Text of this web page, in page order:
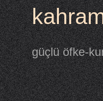
güçlü öfke-